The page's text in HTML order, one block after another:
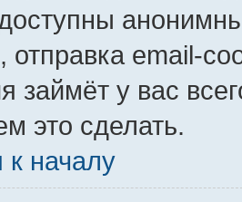
email-
займёт у вас
это сделать.
к началу